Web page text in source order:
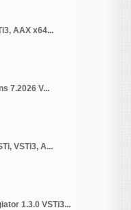
AAX x64...
7.2026 V...
VSTi3, A...
1.3.0 VSTi3...